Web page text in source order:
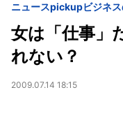
ニュースpickupビジネ
女は「仕事」
れない？
2009.07.14 18:15